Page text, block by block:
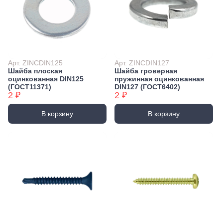
Арт. ZINCDIN125
Шайба плоская
оцинкованная DIN125
(ГОСТ11371)
2 ₽
В корзину
Арт. ZINCDIN127
Шайба гроверная
пружинная оцинкованная
DIN127 (ГОСТ6402)
2 ₽
В корзину